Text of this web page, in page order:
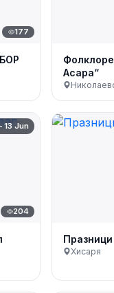
177
Асара“
13 Jun
204
Хисаря